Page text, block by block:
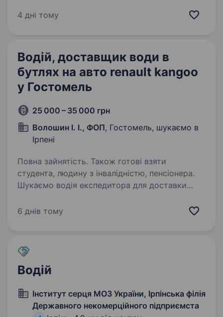
склотари. Загальний штат налічує понад 3300
4 дні тому
Водій, доставщик води в
бутлях на авто renault kangoo
у Гостомель
25 000 – 35 000 грн
Волошин І. І., ФОП, Гостомель, шукаємо в
Ірпені
Повна зайнятість. Також готові взяти
студента, людину з інвалідністю, пенсіонера.
Шукаємо водія експедитора для доставки
для тих, хто хоче спокійний графік
з 10:00…
6 днів тому
Водій
Інститут серця МОЗ України, Ірпінська філія
Державного некомерційного підприємста